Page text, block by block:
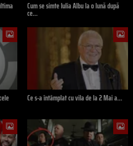
Cum se simte Iulia Albu la o lună după
ce…
Ce s-a întâmplat cu vila de la 2 Mai a…